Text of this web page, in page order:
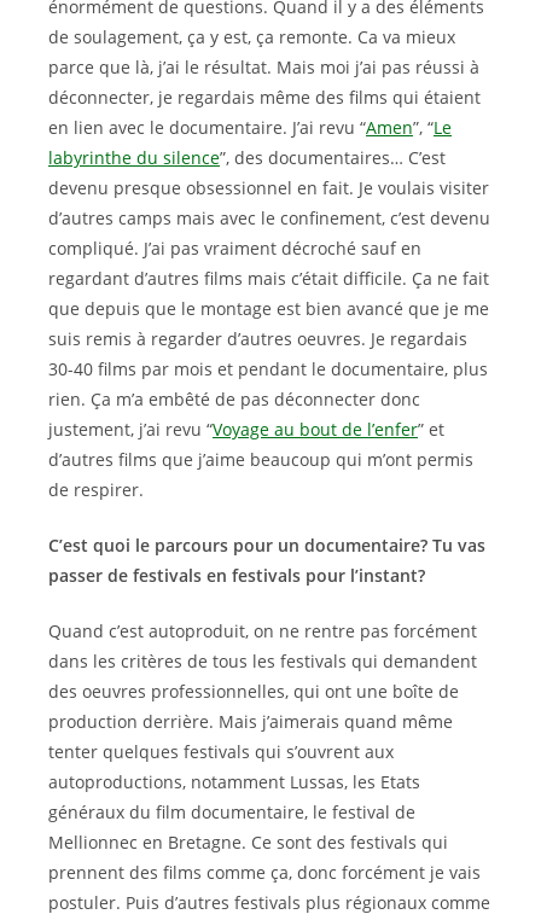
énormément de questions. Quand il y a des éléments
de soulagement, ça y est, ça remonte. Ca va mieux
parce que là, j’ai le résultat. Mais moi j’ai pas réussi à
déconnecter, je regardais même des films qui étaient
en lien avec le documentaire. J’ai revu “Amen”, “Le
labyrinthe du silence”, des documentaires… C’est
devenu presque obsessionnel en fait. Je voulais visiter
d’autres camps mais avec le confinement, c’est devenu
compliqué. J’ai pas vraiment décroché sauf en
regardant d’autres films mais c’était difficile. Ça ne fait
que depuis que le montage est bien avancé que je me
suis remis à regarder d’autres oeuvres. Je regardais
30-40 films par mois et pendant le documentaire, plus
rien. Ça m’a embêté de pas déconnecter donc
justement, j’ai revu “Voyage au bout de l’enfer” et
d’autres films que j’aime beaucoup qui m’ont permis
de respirer.
C’est quoi le parcours pour un documentaire? Tu vas
passer de festivals en festivals pour l’instant?
Quand c’est autoproduit, on ne rentre pas forcément
dans les critères de tous les festivals qui demandent
des oeuvres professionnelles, qui ont une boîte de
production derrière. Mais j’aimerais quand même
tenter quelques festivals qui s’ouvrent aux
autoproductions, notamment Lussas, les Etats
généraux du film documentaire, le festival de
Mellionnec en Bretagne. Ce sont des festivals qui
prennent des films comme ça, donc forcément je vais
postuler. Puis d’autres festivals plus régionaux comme